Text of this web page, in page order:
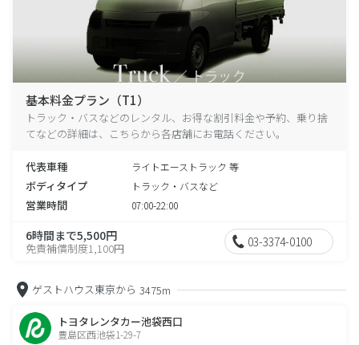
基本料金プラン（T1）
トラック・バスなどのレンタル、お得な割引料金や予約、乗り捨
てなどの詳細は、こちらから各店舗にお電話ください。
代表車種 ライトエーストラック 等
ボディタイプ トラック・バスなど
営業時間 07:00-22:00
6時間まで5,500円
免責補償制度1,100円 03-3374-0100
ゲストハウス東京から 3475m
トヨタレンタカー池袋西口
豊島区西池袋1-29-7